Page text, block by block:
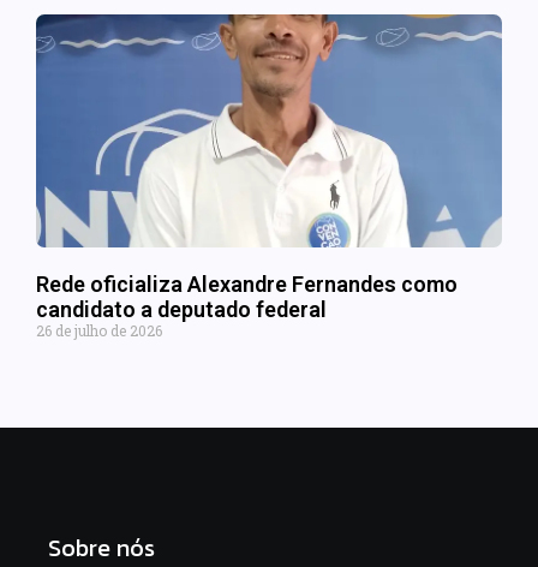
Rede oficializa Alexandre Fernandes como
candidato a deputado federal
26 de julho de 2026
Sobre nós